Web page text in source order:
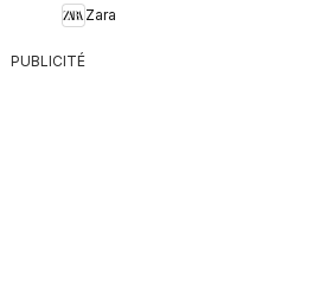
Zara
PUBLICITÉ